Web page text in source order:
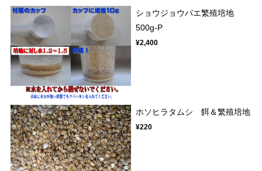
ショウジョウバエ繁殖培地
500g-P
¥2,400
ホソヒラタムシ 餌＆繁殖培地
¥220